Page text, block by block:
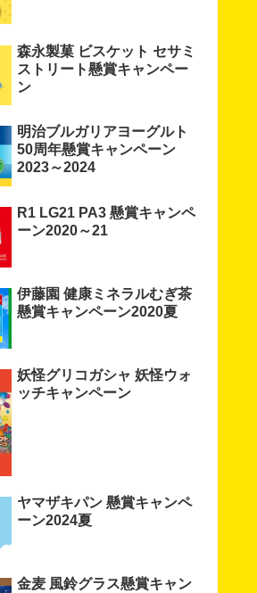
森永製菓 ビスケット セサミ
ストリート懸賞キャンペー
ン
明治ブルガリアヨーグルト
50周年懸賞キャンペーン
2023～2024
R1 LG21 PA3 懸賞キャンペ
ーン2020～21
伊藤園 健康ミネラルむぎ茶
懸賞キャンペーン2020夏
妖怪グリコガシャ 妖怪ウォ
ッチキャンペーン
ヤマザキパン 懸賞キャンペ
ーン2024夏
金麦 風鈴グラス懸賞キャン